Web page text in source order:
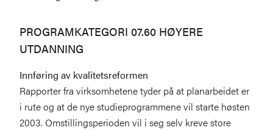
PROGRAMKATEGORI 07.60 HØYERE
UTDANNING
Innføring av kvalitetsreformen
Rapporter fra virksomhetene tyder på at planarbeidet er
i rute og at de nye studieprogrammene vil starte høsten
2003. Omstillingsperioden vil i seg selv kreve store